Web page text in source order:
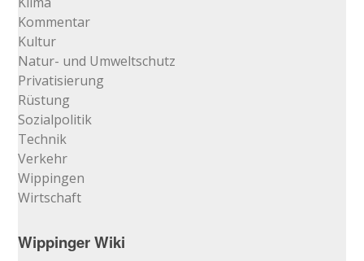
Kommentar
Kultur
Natur- und Umweltschutz
Privatisierung
Rüstung
Sozialpolitik
Technik
Verkehr
Wippingen
Wirtschaft
Wippinger Wiki